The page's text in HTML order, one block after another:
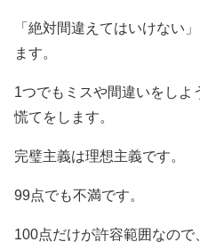
「絶対間違えてはいけない
ます。
1つでもミスや間違いをしよ
慌てをします。
完璧主義は理想主義です。
99点でも不満です。
100点だけが許容範囲なの